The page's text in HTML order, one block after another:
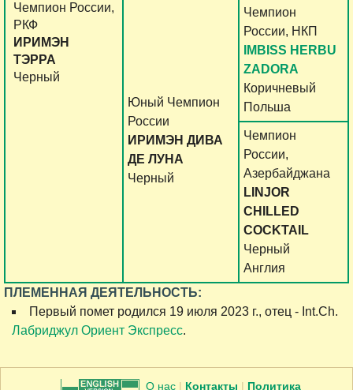
Чемпион России,
РКФ
ИРИМЭН
ТЭРРА
Черный
Юный Чемпион
России
ИРИМЭН ДИВА
ДЕ ЛУНА
Черный
Чемпион
России, НКП
IMBISS HERBU
ZADORA
Коричневый
Польша
Чемпион
России,
Азербайджана
LINJOR
CHILLED
COCKTAIL
Черный
Англия
ПЛЕМЕННАЯ ДЕЯТЕЛЬНОСТЬ:
Первый помет родился 19 июля 2023 г., отец - Int.Ch.
Лабриджул Ориент Экспресс.
О нас | Контакты | Политика